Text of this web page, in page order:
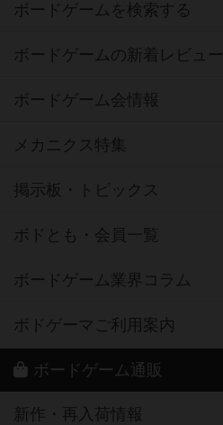
ボードゲームを検索する
ボードゲームの新着レビュー
ボードゲーム会情報
メカニクス特集
掲示板・トピックス
ボドとも・会員一覧
ボードゲーム業界コラム
ボドゲーマご利用案内
ボードゲーム通販
新作・再入荷情報